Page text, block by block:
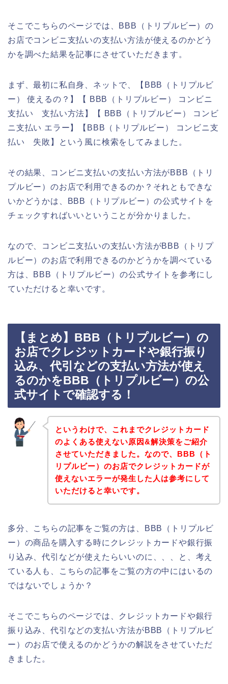
そこでこちらのページでは、BBB（トリプルビー）の
お店でコンビニ支払いの支払い方法が使えるのかどう
かを調べた結果を記事にさせていただきます。
まず、最初に私自身、ネットで、【BBB（トリプルビ
ー） 使えるの？】【 BBB（トリプルビー） コンビニ
支払い 支払い方法】【 BBB（トリプルビー） コンビ
ニ支払い エラー】【BBB（トリプルビー） コンビニ支
払い 失敗】という風に検索をしてみました。
その結果、コンビニ支払いの支払い方法がBBB（トリ
プルビー）のお店で利用できるのか？それともできな
いかどうかは、BBB（トリプルビー）の公式サイトを
チェックすればいいということが分かりました。
なので、コンビニ支払いの支払い方法がBBB（トリプ
ルビー）のお店で利用できるのかどうかを調べている
方は、BBB（トリプルビー）の公式サイトを参考にし
ていただけると幸いです。
【まとめ】BBB（トリプルビー）の
お店でクレジットカードや銀行振り
込み、代引などの支払い方法が使え
るのかをBBB（トリプルビー）の公
式サイトで確認する！
というわけで、これまでクレジットカード
のよくある使えない原因&解決策をご紹介
させていただきました。なので、BBB（ト
リプルビー）のお店でクレジットカードが
使えないエラーが発生した人は参考にして
いただけると幸いです。
多分、こちらの記事をご覧の方は、BBB（トリプルビ
ー）の商品を購入する時にクレジットカードや銀行振
り込み、代引などが使えたらいいのに、、、と、考え
ている人も、こちらの記事をご覧の方の中にはいるの
ではないでしょうか？
そこでこちらのページでは、クレジットカードや銀行
振り込み、代引などの支払い方法がBBB（トリプルビ
ー）のお店で使えるのかどうかの解説をさせていただ
きました。